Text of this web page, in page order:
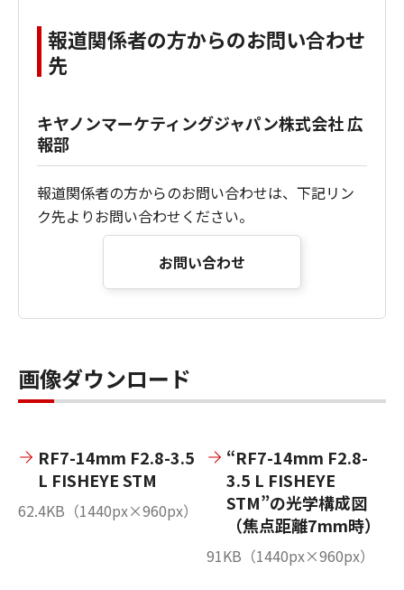
報道関係者の方からのお問い合わせ
先
キヤノンマーケティングジャパン株式会社 広
報部
報道関係者の方からのお問い合わせは、下記リン
ク先よりお問い合わせください。
お問い合わせ
画像ダウンロード
RF7-14mm F2.8-3.5
L FISHEYE STM
62.4KB（1440px×960px）
“RF7-14mm F2.8-
3.5 L FISHEYE
STM”の光学構成図
（焦点距離7mm時）
91KB（1440px×960px）